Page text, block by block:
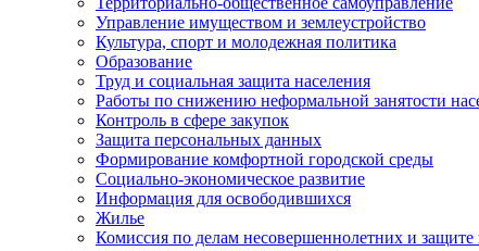
Управление имуществом и землеустройство
Культура, спорт и молодежная политика
Образование
Труд и социальная защита населения
Работы по снижению неформальной занятости
Контроль в сфере закупок
Защита персональных данных
Формирование комфортной городской среды
Социально-экономическое развитие
Информация для освободившихся
Жилье
Комиссия по делам несовершеннолетних и защите